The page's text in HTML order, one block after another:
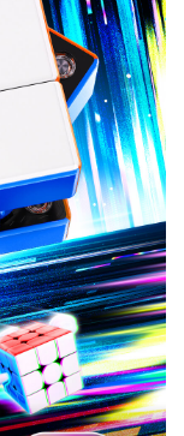
356 i carry
GAN 移动充
电盒
GAN15 黑核
GAN460 M
GAN251 M
pro
GAN562 M
GAN 14
GAN 镜面
花木蓝
维C
GAN330 X
山河社稷图
游澜
MG3 UT魔方
MG 标准三阶
MG魔尺小花